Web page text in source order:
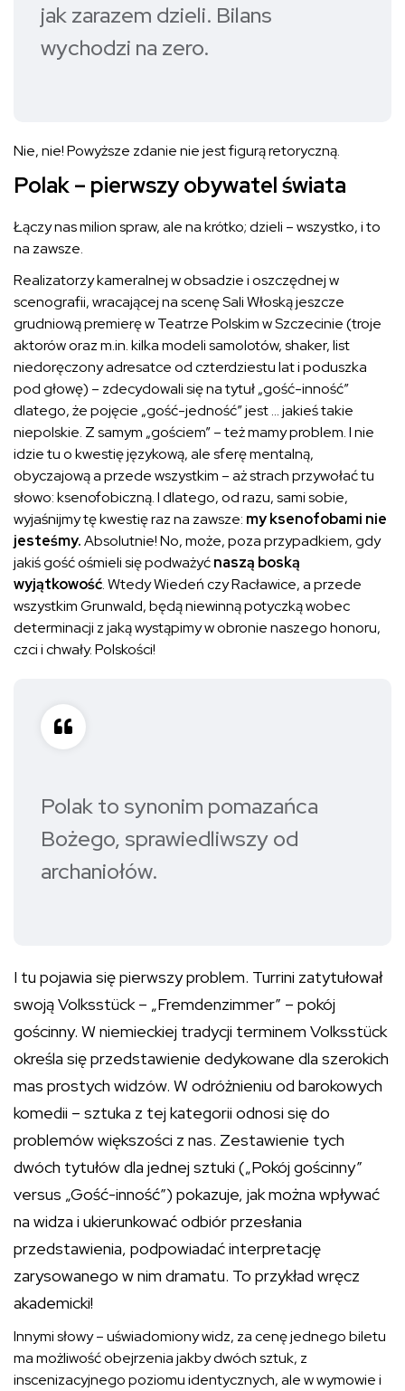
jak zarazem dzieli. Bilans
wychodzi na zero.
Nie, nie! Powyższe zdanie nie jest figurą retoryczną.
Polak – pierwszy obywatel świata
Łączy nas milion spraw, ale na krótko; dzieli – wszystko, i to
na zawsze.
Realizatorzy kameralnej w obsadzie i oszczędnej w
scenografii, wracającej na scenę Sali Włoską jeszcze
grudniową premierę w Teatrze Polskim w Szczecinie (troje
aktorów oraz m.in. kilka modeli samolotów, shaker, list
niedoręczony adresatce od czterdziestu lat i poduszka
pod głowę) – zdecydowali się na tytuł „gość-inność”
dlatego, że pojęcie „gość-jedność” jest … jakieś takie
niepolskie. Z samym „gościem” – też mamy problem. I nie
idzie tu o kwestię językową, ale sferę mentalną,
obyczajową a przede wszystkim – aż strach przywołać tu
słowo: ksenofobiczną. I dlatego, od razu, sami sobie,
wyjaśnijmy tę kwestię raz na zawsze: my ksenofobami nie
jesteśmy.Absolutnie! No, może, poza przypadkiem, gdy
jakiś gość ośmieli się podważyćnaszą boską
wyjątkowość. Wtedy Wiedeń czy Racławice, a przede
wszystkim Grunwald, będą niewinną potyczką wobec
determinacji z jaką wystąpimy w obronie naszego honoru,
czci i chwały. Polskości!
Polak to synonim pomazańca
Bożego, sprawiedliwszy od
archaniołów.
I tu pojawia się pierwszy problem. Turrini zatytułował
swoją Volksstück – „Fremdenzimmer” – pokój
gościnny. W niemieckiej tradycji terminem Volksstück
określa się przedstawienie dedykowane dla szerokich
mas prostych widzów. W odróżnieniu od barokowych
komedii – sztuka z tej kategorii odnosi się do
problemów większości z nas. Zestawienie tych
dwóch tytułów dla jednej sztuki („Pokój gościnny”
versus „Gość-inność”) pokazuje, jak można wpływać
na widza i ukierunkować odbiór przesłania
przedstawienia, podpowiadać interpretację
zarysowanego w nim dramatu. To przykład wręcz
akademicki!
Innymi słowy – uświadomiony widz, za cenę jednego biletu
ma możliwość obejrzenia jakby dwóch sztuk, z
inscenizacyjnego poziomu identycznych, ale w wymowie i